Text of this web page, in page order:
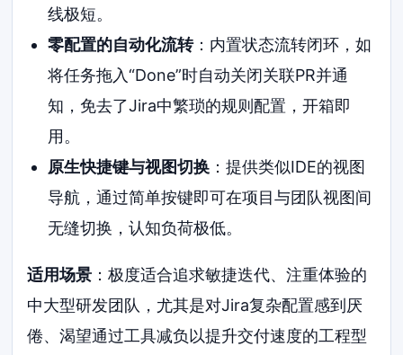
线极短。
零配置的自动化流转：内置状态流转闭环，如
将任务拖入“Done”时自动关闭关联PR并通
知，免去了Jira中繁琐的规则配置，开箱即
用。
原生快捷键与视图切换：提供类似IDE的视图
导航，通过简单按键即可在项目与团队视图间
无缝切换，认知负荷极低。
适用场景 ：极度适合追求敏捷迭代、注重体验的
中大型研发团队，尤其是对Jira复杂配置感到厌
倦、渴望通过工具减负以提升交付速度的工程型